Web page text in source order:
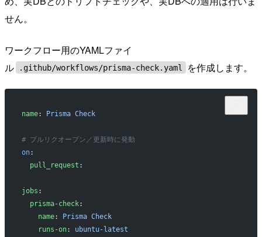
せん。
ワークフロー用のYAMLファイ
ル
.github/workflows/prisma-check.yaml を作成します。
name: Prisma Check
# プルリクオープン／更新時に発動
on:
  pull_request
:
jobs :
  prisma-check
:
    name
: Prisma Check
    runs-on
: ubuntu-latest